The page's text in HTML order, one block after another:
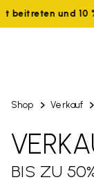
beitreten und 10
Shop Verkauf
BIS ZU